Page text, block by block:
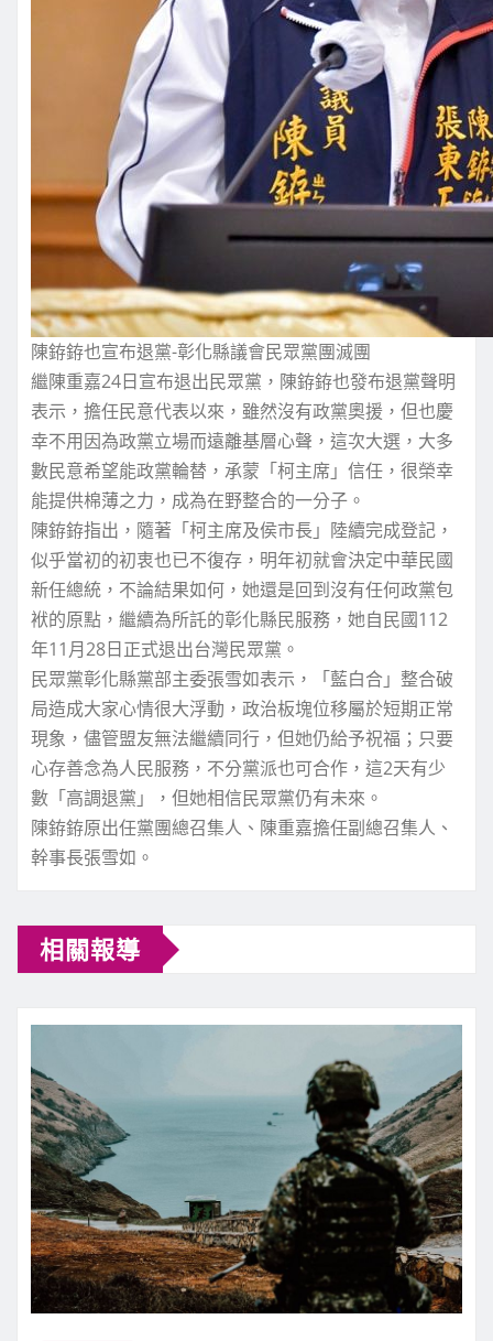
陳銌銌也宣布退黨-彰化縣議會民眾黨團滅團
繼陳重嘉24日宣布退出民眾黨，陳銌銌也發布退黨聲明
表示，擔任民意代表以來，雖然沒有政黨奧援，但也慶
幸不用因為政黨立場而遠離基層心聲，這次大選，大多
數民意希望能政黨輪替，承蒙「柯主席」信任，很榮幸
能提供棉薄之力，成為在野整合的一分子。
陳銌銌指出，隨著「柯主席及侯市長」陸續完成登記，
似乎當初的初衷也已不復存，明年初就會決定中華民國
新任總統，不論結果如何，她還是回到沒有任何政黨包
袱的原點，繼續為所託的彰化縣民服務，她自民國112
年11月28日正式退出台灣民眾黨。
民眾黨彰化縣黨部主委張雪如表示，「藍白合」整合破
局造成大家心情很大浮動，政治板塊位移屬於短期正常
現象，儘管盟友無法繼續同行，但她仍給予祝福；只要
心存善念為人民服務，不分黨派也可合作，這2天有少
數「高調退黨」，但她相信民眾黨仍有未來。
陳銌銌原出任黨團總召集人、陳重嘉擔任副總召集人、
幹事長張雪如。
相關報導